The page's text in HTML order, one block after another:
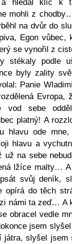
hledal klíč k
mohli z
na dvůr do
Egon vůbec,
se vynořil z
stékaly podle
byly zality
Panie
Evropa,
sebe
platný! A
hlavu ode mne,
hlavu a
na sebe
lžíce malty…
svůj deník,
opírá do těch
námi ta zeď… A
obracel vedle
jsem
játra, slyšel jsem